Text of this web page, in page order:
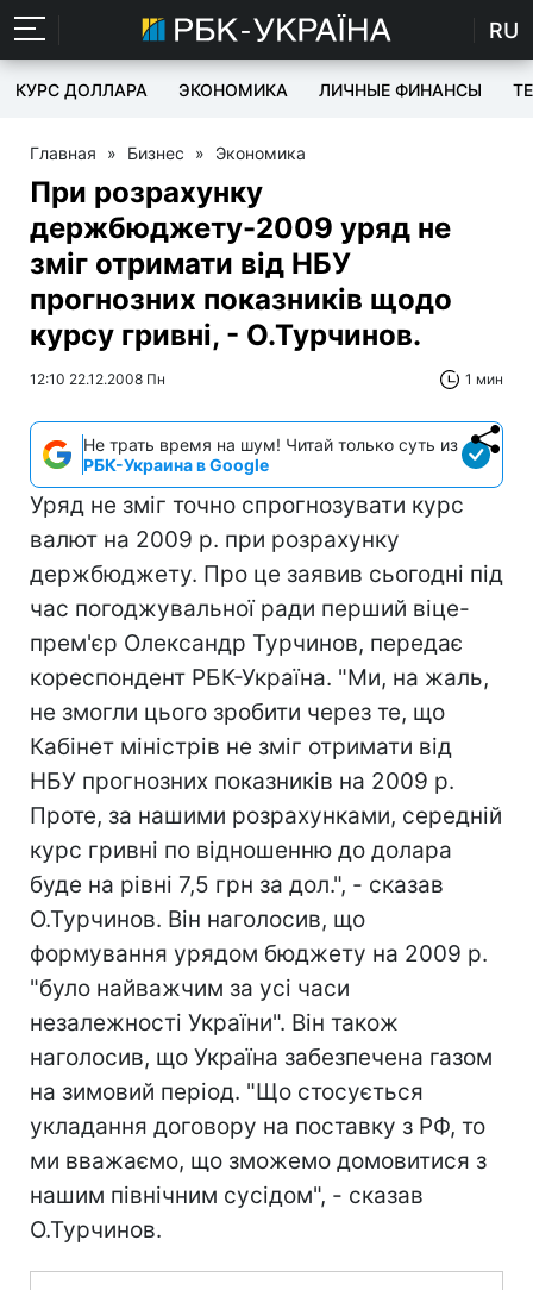
RU
КУРС ДОЛЛАРА ЭКОНОМИКА ЛИЧНЫЕ ФИНАНСЫ
Главная » Бизнес » Экономика
При розрахунку
держбюджету-2009 уряд не
зміг отримати від НБУ
прогнозних показників щодо
курсу гривні, - О.Турчинов.
12:10 22.12.2008 Пн 1 мин
Не трать время на шум! Читай только суть из
РБК-Украина в Google
Уряд не зміг точно спрогнозувати курс
валют на 2009 р. при розрахунку
держбюджету. Про це заявив сьогодні під
час погоджувальної ради перший віце-
прем'єр Олександр Турчинов, передає
кореспондент РБК-Україна. "Ми, на жаль,
не змогли цього зробити через те, що
Кабінет міністрів не зміг отримати від
НБУ прогнозних показників на 2009 р.
Проте, за нашими розрахунками, середній
курс гривні по відношенню до долара
буде на рівні 7,5 грн за дол.", - сказав
О.Турчинов. Він наголосив, що
формування урядом бюджету на 2009 р.
"було найважчим за усі часи
незалежності України". Він також
наголосив, що Україна забезпечена газом
на зимовий період. "Що стосується
укладання договору на поставку з РФ, то
ми вважаємо, що зможемо домовитися з
нашим північним сусідом", - сказав
О.Турчинов.